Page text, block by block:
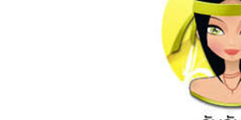
ติดตามสนุกโซเชียลได้ที่
บริษัท อิมเมจ ฟิวเจอร์ (ประเทศไทย) จำกัด